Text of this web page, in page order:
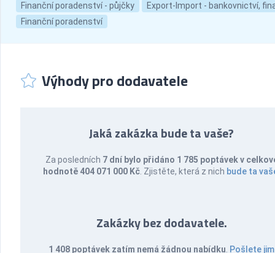
Finanční poradenství - půjčky
Export-Import - bankovnictví,
Finanční poradenství
Výhody pro dodavatele
Jaká zakázka bude ta vaše?
Za posledních 7 dní bylo přidáno 1 785 poptávek v
hodnotě 404 071 000 Kč . Zjistěte, která z nich bude ta
Zakázky bez dodavatele.
1 408 poptávek zatím nemá žádnou nabídku Pošlete jim